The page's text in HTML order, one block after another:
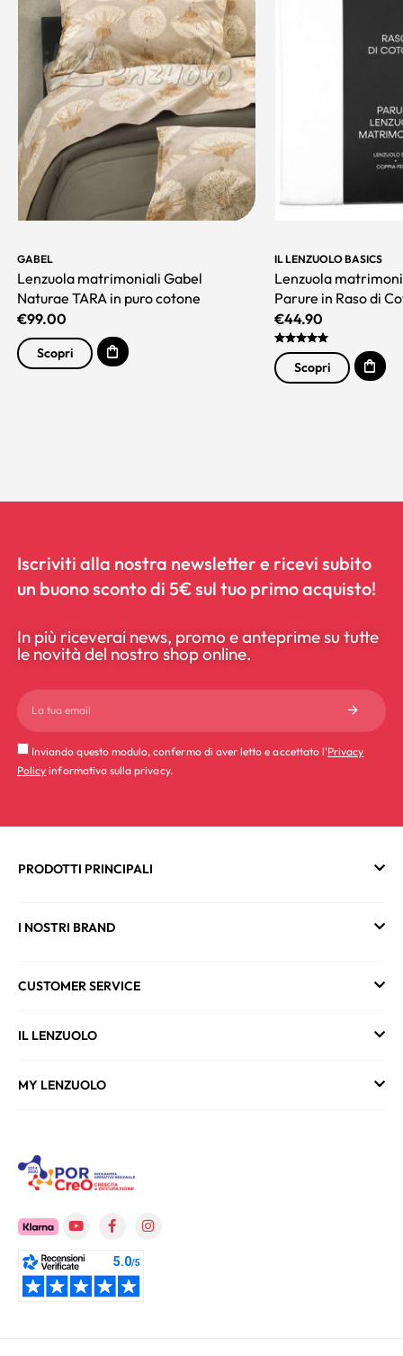
GABEL
Lenzuola matrimoniali Gabel
Naturae TARA in puro cotone
€99.00
Scopri
IL LENZUOLO BASICS
Lenzuola
Parure in Raso di
€44.90
Scopri
Iscriviti alla nostra newsletter e ricevi subito
un buono sconto di 5€ sul tuo primo acquisto!
In più riceverai news, promo e anteprime su tutte
le novità del nostro shop online.
Inviando questo modulo, confermo di aver letto e accettato l'Privacy
Policy informativa sulla privacy.
PRODOTTI PRINCIPALI
I NOSTRI BRAND
CUSTOMER SERVICE
IL LENZUOLO
MY LENZUOLO